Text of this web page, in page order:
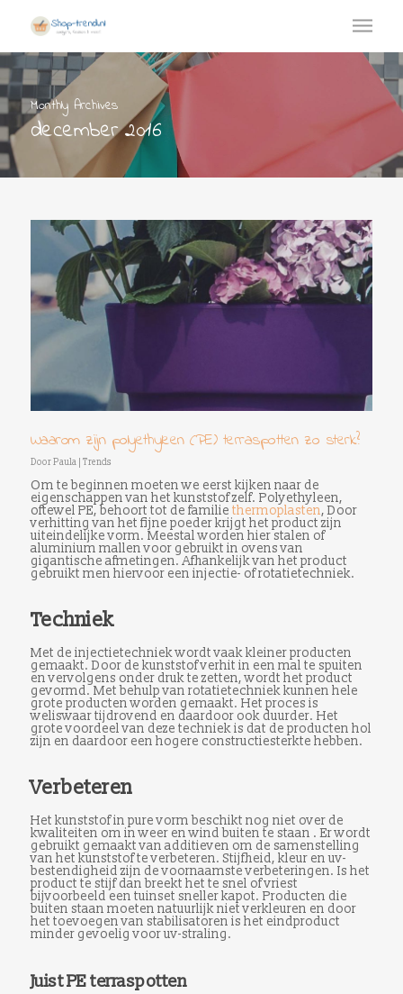
Monthly Archives
december 2016
Waarom zijn polyethyleen (PE) terraspotten zo sterk?
Door Paula Trends
Om te beginnen moeten we eerst kijken naar de
eigenschappen van het kunststof zelf. Polyethyleen,
oftewel PE, behoort tot de familie thermoplasten, Door
verhitting van het fijne poeder krijgt het product zijn
uiteindelijke vorm. Meestal worden hier stalen of
aluminium mallen voor gebruikt in ovens van
gigantische afmetingen. Afhankelijk van het product
gebruikt men hiervoor een injectie- of rotatietechniek.
Techniek
Met de injectietechniek wordt vaak kleiner producten
gemaakt. Door de kunststof verhit in een mal te spuiten
en vervolgens onder druk te zetten, wordt het product
gevormd. Met behulp van rotatietechniek kunnen hele
grote producten worden gemaakt. Het proces is
weliswaar tijdrovend en daardoor ook duurder. Het
grote voordeel van deze techniek is dat de producten hol
zijn en daardoor een hogere constructiesterkte hebben.
Verbeteren
Het kunststof in pure vorm beschikt nog niet over de
kwaliteiten om in weer en wind buiten te staan . Er wordt
gebruikt gemaakt van additieven om de samenstelling
van het kunststof te verbeteren. Stijfheid, kleur en uv-
bestendigheid zijn de voornaamste verbeteringen. Is het
product te stijf dan breekt het te snel of vriest
bijvoorbeeld een tuinset sneller kapot. Producten die
buiten staan moeten natuurlijk niet verkleuren en door
het toevoegen van stabilisatoren is het eindproduct
minder gevoelig voor uv-straling.
Juist PE terraspotten